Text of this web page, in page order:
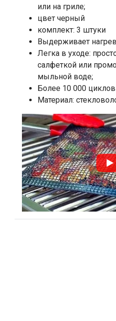
или на гриле;
цвет черный
комплект: 3 штуки
Выдерживает
Легка в уходе:
салфеткой или
мыльной воде;
Более 10 000
Материал: